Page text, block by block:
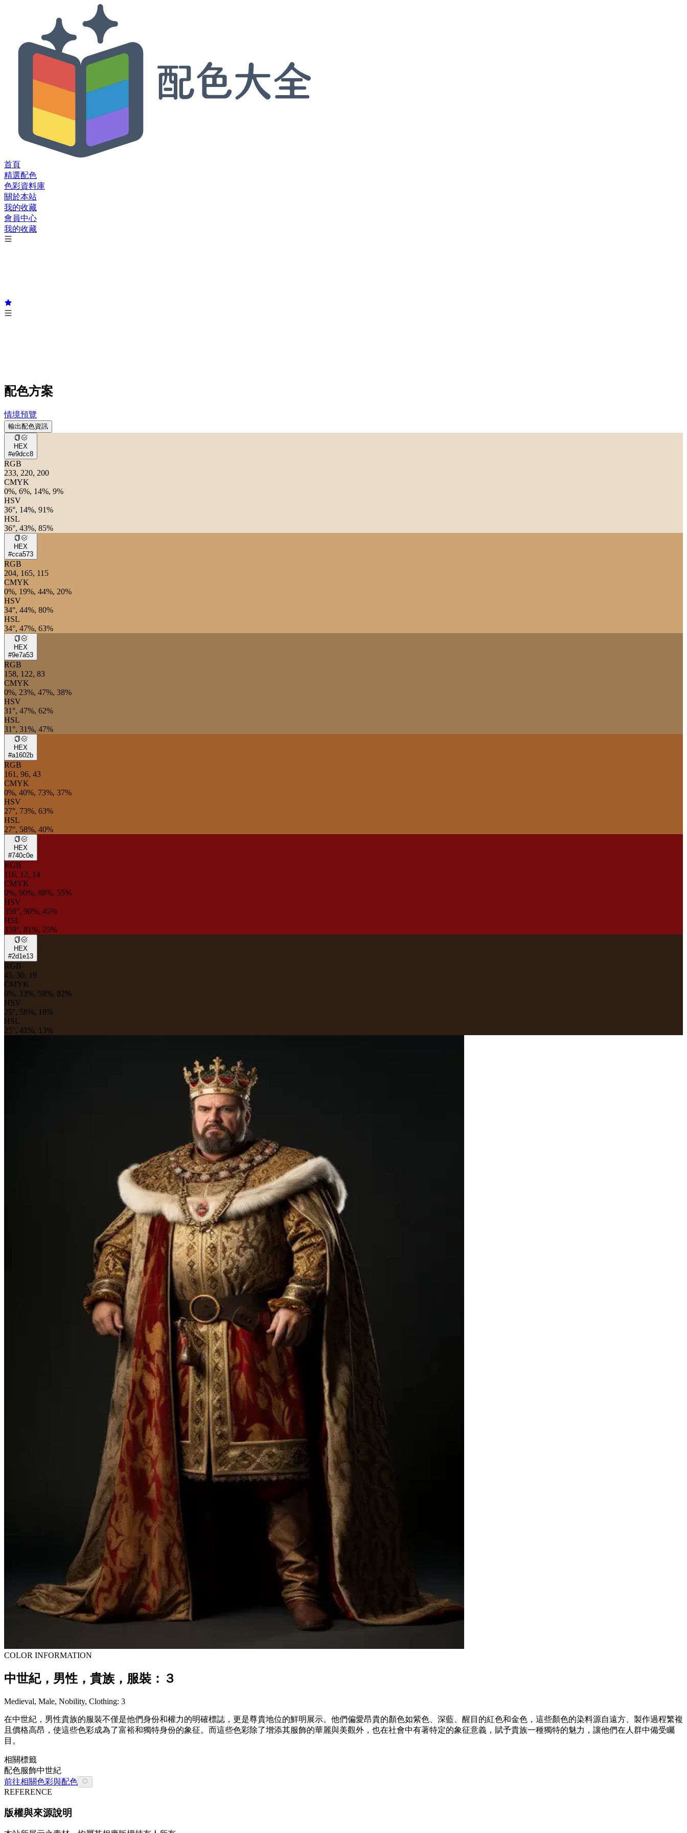
首頁
精選配色
色彩資料庫
關於本站
我的收藏
會員中心
我的收藏
配色方案
情境預覽
輸出配色資訊
HEX
#e9dcc8
RGB
233, 220, 200
CMYK
0%, 6%, 14%, 9%
HSV
36°, 14%, 91%
HSL
36°, 43%, 85%
HEX
#cca573
RGB
204, 165, 115
CMYK
0%, 19%, 44%, 20%
HSV
34°, 44%, 80%
HSL
34°, 47%, 63%
HEX
#9e7a53
RGB
158, 122, 83
CMYK
0%, 23%, 47%, 38%
HSV
31°, 47%, 62%
HSL
31°, 31%, 47%
HEX
#a1602b
RGB
161, 96, 43
CMYK
0%, 40%, 73%, 37%
HSV
27°, 73%, 63%
HSL
27°, 58%, 40%
HEX
#740c0e
RGB
116, 12, 14
CMYK
0%, 90%, 88%, 55%
HSV
359°, 90%, 45%
HSL
359°, 81%, 25%
HEX
#2d1e13
RGB
45, 30, 19
CMYK
0%, 33%, 58%, 82%
HSV
25°, 58%, 18%
HSL
25°, 41%, 13%
COLOR INFORMATION
中世紀，男性，貴族，服裝：３
Medieval, Male, Nobility, Clothing: 3
在中世紀，男性貴族的服裝不僅是他們身份和權力的明確標誌，更是尊貴地位的鮮明展示。他們偏愛昂貴的顏色如紫色、深藍、醒目的紅色和金色，這些顏色的染料源自遠方、製作過程繁複
且價格高昂，使這些色彩成為了富裕和獨特身份的象征。而這些色彩除了增添其服飾的華麗與美觀外，也在社會中有著特定的象征意義，賦予貴族一種獨特的魅力，讓他們在人群中備受矚
目。
相關標籤
配色服飾中世紀
前往相關色彩與配色
REFERENCE
版權與來源說明